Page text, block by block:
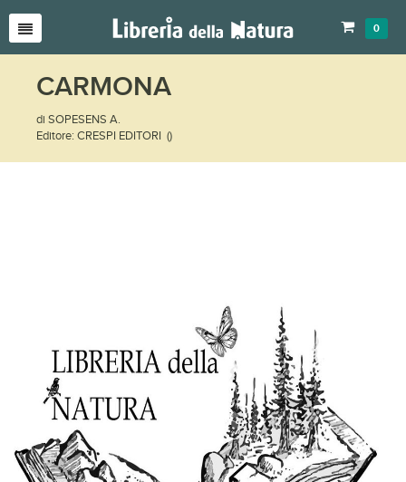
0
CARMONA
di SOPESENS A.
Editore: CRESPI EDITORI ()